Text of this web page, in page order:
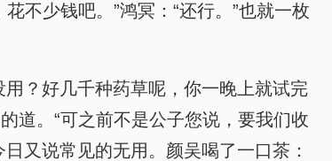
不少钱吧。”鸿冥：“还行。”也就一枚
？好几千种药草呢，你一晚上就试完
道。“可之前不是公子您说，要我们收
又说常见的无用。颜吴喝了一口茶：